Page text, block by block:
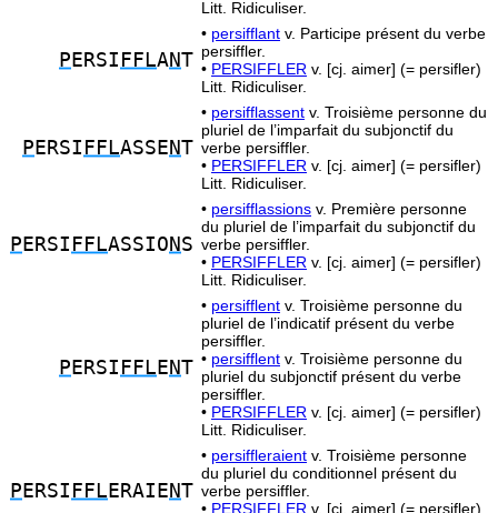
Litt. Ridiculiser.
P ERSI FFLANT
• persifflant v. Participe présent du verbe
persiffler.
• PERSIFFLER v. [cj. aimer] (= persifler)
Litt. Ridiculiser.
P ERSI FFLASSE NT
• persifflassent v. Troisième personne du
pluriel de l’imparfait du subjonctif du
verbe persiffler.
• PERSIFFLER v. [cj. aimer] (= persifler)
Litt. Ridiculiser.
P ERSI FFLASSIO N S
• persifflassions v. Première personne
du pluriel de l’imparfait du subjonctif du
verbe persiffler.
• PERSIFFLER v. [cj. aimer] (= persifler)
Litt. Ridiculiser.
P ERSI FFL E NT
• persifflent v. Troisième personne du
pluriel de l’indicatif présent du verbe
persiffler.
• persifflent v. Troisième personne du
pluriel du subjonctif présent du verbe
persiffler.
• PERSIFFLER v. [cj. aimer] (= persifler)
Litt. Ridiculiser.
P ERSI FFL ERAIE NT
• persiffleraient v. Troisième personne
du pluriel du conditionnel présent du
verbe persiffler.
• PERSIFFLER v. [cj. aimer] (= persifler)